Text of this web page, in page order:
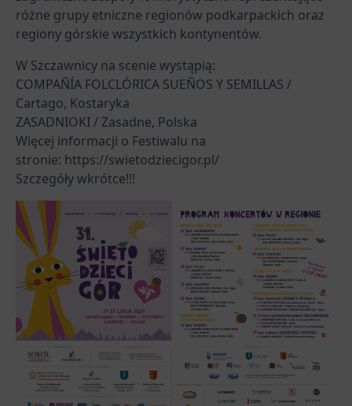
różne grupy etniczne regionów podkarpackich oraz
regiony górskie wszystkich kontynentów.
W Szczawnicy na scenie wystąpią:
COMPAÑÍA FOLCLÓRICA SUEÑOS Y SEMILLAS /
Cartago, Kostaryka
ZASADNIOKI / Zasadne, Polska
Więcej informacji o Festiwalu na
stronie: https://swietodziecigor.pl/
Szczegóły wkrótce!!!